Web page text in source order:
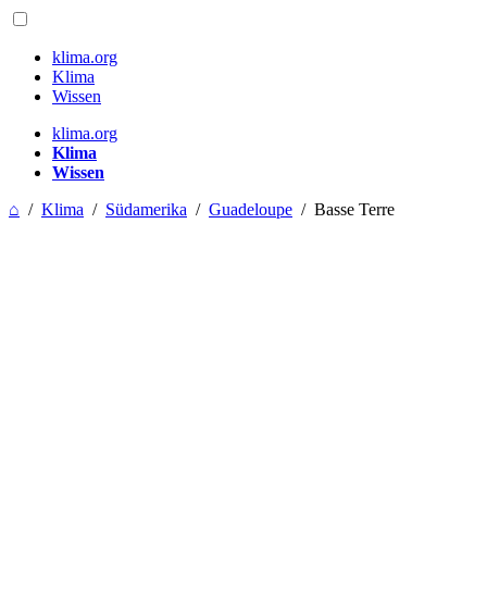
klima.org
Klima
Wissen
klima.org
Klima
Wissen
⌂ / Klima / Südamerika / Guadeloupe / Basse Terre